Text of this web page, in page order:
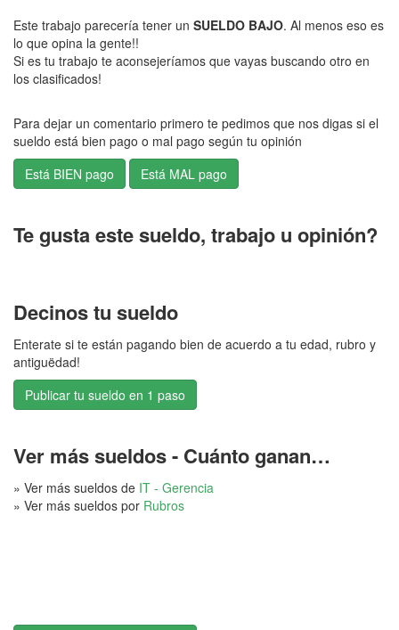
Este trabajo parecería tener un SUELDO BAJO. Al menos eso es
lo que opina la gente!!
Si es tu trabajo te aconsejeríamos que vayas buscando otro en
los clasificados!
Para dejar un comentario primero te pedimos que nos digas si el
sueldo está bien pago o mal pago según tu opinión
Te gusta este sueldo, trabajo u opinión?
Decinos tu sueldo
Enterate si te están pagando bien de acuerdo a tu edad, rubro y
antiguëdad!
Publicar tu sueldo en 1 paso
Ver más sueldos - Cuánto ganan…
» Ver más sueldos de IT - Gerencia
» Ver más sueldos por Rubros